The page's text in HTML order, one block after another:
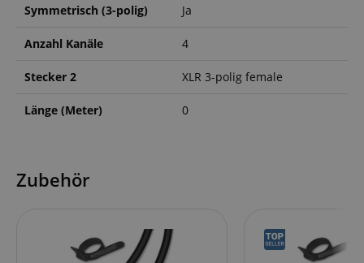
Symmetrisch (3-polig) Ja
Anzahl Kanäle 4
Stecker 2 XLR 3-polig female
Länge (Meter) 0
Zubehör